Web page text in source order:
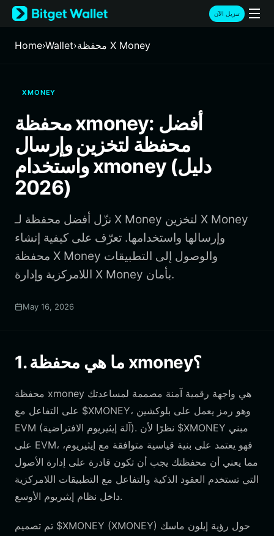
English
日本語
Русский
Italiano
Deutsch
简体中文
繁體中文
Português (Portugal)
Bahasa Indonesia
ภาษาไทย
বাংলা
Español
Português (Brasil)
Español (Argentina)
تنزيل الآن
Home›Wallet› محفظة X Money
XMONEY
محفظة xmoney: أفضل
محفظة لتخزين وإرسال
واستخدام xmoney (دليل
2026)
نزّل أفضل محفظة لـ X Money لتخزين X Money
وإرسالها واستخدامها. تعرّف على كيفية إنشاء
محفظة X Money والوصول إلى التطبيقات
اللامركزية وإدارة X Money بأمان.
May 16, 2026
1. ما هي محفظة xmoney؟
محفظة xmoney هي واجهة رقمية آمنة مصممة لمساعدتك
على التفاعل مع $XMONEY، وهو رمز يعمل على بلوكشين
EVM (آلة إيثيريوم الافتراضية). نظرًا لأن $XMONEY مبني
على EVM، فهو يعتمد على بنية قياسية متوافقة مع إيثيريوم،
مما يعني أن محفظتك يجب أن تكون قادرة على إدارة الأصول
التي تستخدم العقود الذكية والتفاعل مع التطبيقات اللامركزية
داخل نظام إيثيريوم الأوسع.
تم تصميم $XMONEY (XMONEY) حول رؤية إيلون ماسك